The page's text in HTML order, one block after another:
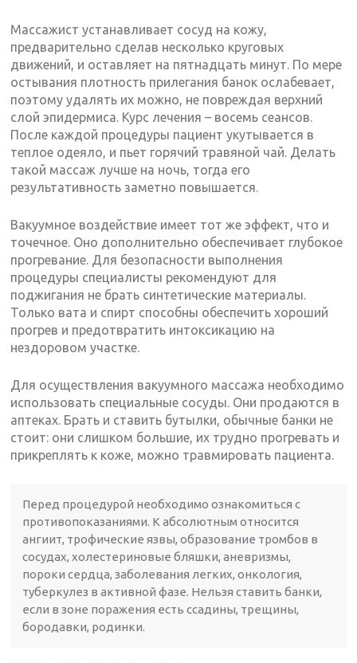
Массажист устанавливает сосуд на кожу,
предварительно сделав несколько круговых
движений, и оставляет на пятнадцать минут. По мере
остывания плотность прилегания банок ослабевает,
поэтому удалять их можно, не повреждая верхний
слой эпидермиса. Курс лечения – восемь сеансов.
После каждой процедуры пациент укутывается в
теплое одеяло, и пьет горячий травяной чай. Делать
такой массаж лучше на ночь, тогда его
результативность заметно повышается.
Вакуумное воздействие имеет тот же эффект, что и
точечное. Оно дополнительно обеспечивает глубокое
прогревание. Для безопасности выполнения
процедуры специалисты рекомендуют для
поджигания не брать синтетические материалы.
Только вата и спирт способны обеспечить хороший
прогрев и предотвратить интоксикацию на
нездоровом участке.
Для осуществления вакуумного массажа необходимо
использовать специальные сосуды. Они продаются в
аптеках. Брать и ставить бутылки, обычные банки не
стоит: они слишком большие, их трудно прогревать и
прикреплять к коже, можно травмировать пациента.
Перед процедурой необходимо ознакомиться с
противопоказаниями. К абсолютным относится
ангиит, трофические язвы, образование тромбов в
сосудах, холестериновые бляшки, аневризмы,
пороки сердца, заболевания легких, онкология,
туберкулез в активной фазе. Нельзя ставить банки,
если в зоне поражения есть ссадины, трещины,
бородавки, родинки.